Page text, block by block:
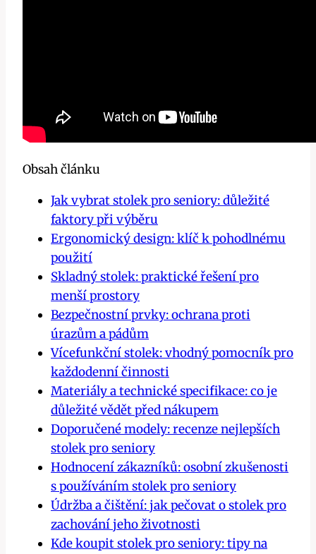
Obsah článku
Jak vybrat stolek pro seniory: důležité
faktory při výběru
Ergonomický design: klíč k pohodlnému
použití
Skladný stolek: praktické řešení pro
menší prostory
Bezpečnostní prvky: ochrana proti
úrazům a pádům
Vícefunkční stolek: vhodný pomocník pro
každodenní činnosti
Materiály a technické specifikace: co je
důležité vědět před nákupem
Doporučené modely: recenze nejlepších
stolek pro seniory
Hodnocení zákazníků: osobní zkušenosti
s používáním stolek pro seniory
Údržba a čištění: jak pečovat o stolek pro
zachování jeho životnosti
Kde koupit stolek pro seniory: tipy na